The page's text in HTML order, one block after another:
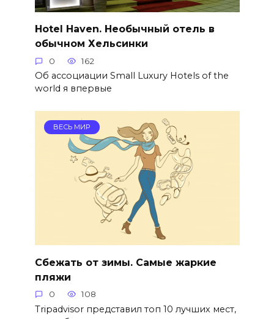
Нotel Haven. Необычный отель в
обычном Хельсинки
0 162
Об ассоциации Small Luxury Hotels of the
world я впервые
ВЕСЬ МИР
Сбежать от зимы. Самые жаркие
пляжи
0 108
Tripadvisor представил топ 10 лучших мест,